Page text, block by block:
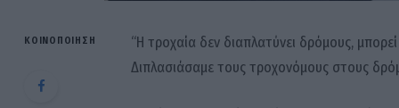
ΚΟΙΝΟΠΟΊΗΣΗ
“Η τροχαία δεν διαπλατύνει δρόμους,
Διπλασιάσαμε τους τροχονόμους στους